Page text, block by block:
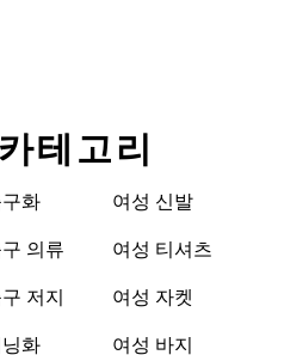
테고리
화
의류
저지
화
여성 신발
여성 티셔츠
여성 자켓
여성 바지